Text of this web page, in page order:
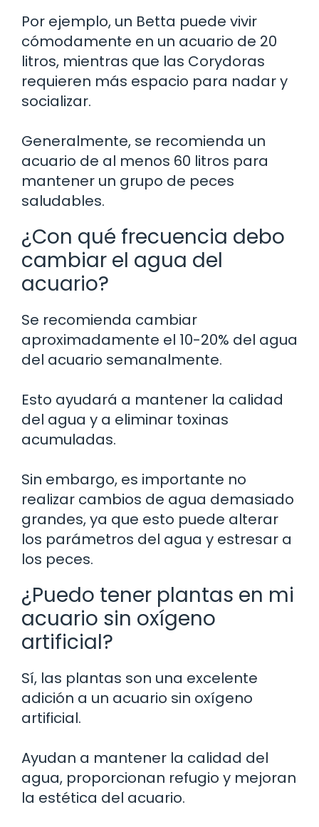
Por ejemplo, un Betta puede vivir
cómodamente en un acuario de 20
litros, mientras que las Corydoras
requieren más espacio para nadar y
socializar.
Generalmente, se recomienda un
acuario de al menos 60 litros para
mantener un grupo de peces
saludables.
¿Con qué frecuencia debo
cambiar el agua del
acuario?
Se recomienda cambiar
aproximadamente el 10-20% del agua
del acuario semanalmente.
Esto ayudará a mantener la calidad
del agua y a eliminar toxinas
acumuladas.
Sin embargo, es importante no
realizar cambios de agua demasiado
grandes, ya que esto puede alterar
los parámetros del agua y estresar a
los peces.
¿Puedo tener plantas en mi
acuario sin oxígeno
artificial?
Sí, las plantas son una excelente
adición a un acuario sin oxígeno
artificial.
Ayudan a mantener la calidad del
agua, proporcionan refugio y mejoran
la estética del acuario.